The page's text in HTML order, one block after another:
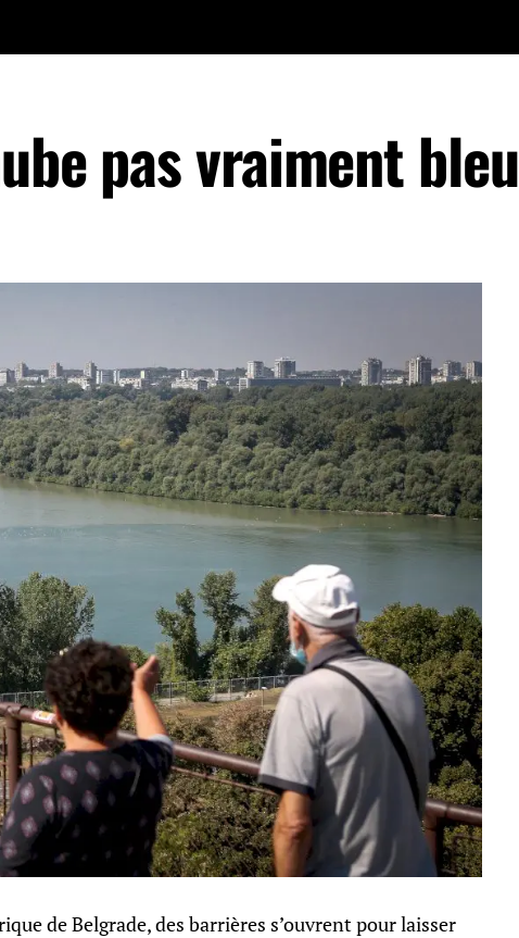
pas vraiment bleu
de Belgrade, des barrières s’ouvrent pour laisser